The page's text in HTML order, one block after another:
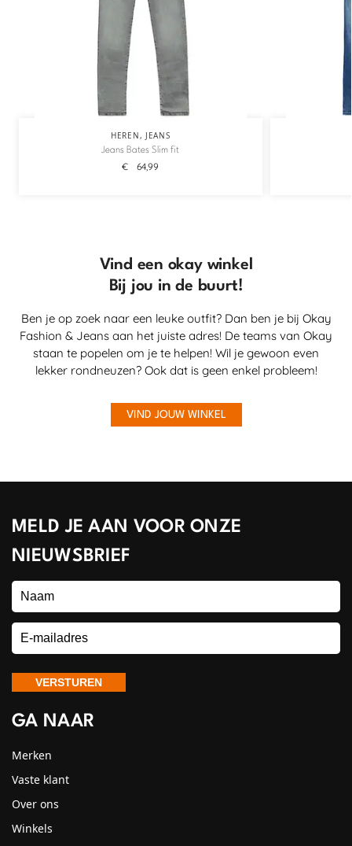
HEREN, JEANS
Jeans Bates Slim fit
€ 64,99
Vind een okay winkel
Bij jou in de buurt!
Ben je op zoek naar een leuke outfit? Dan ben je bij Okay
Fashion & Jeans aan het juiste adres! De teams van Okay
staan te popelen om je te helpen! Wil je gewoon even
lekker rondneuzen? Ook dat is geen enkel probleem!
VIND JOUW WINKEL
MELD JE AAN VOOR ONZE
NIEUWSBRIEF
GA NAAR
Merken
Vaste klant
Over ons
Winkels